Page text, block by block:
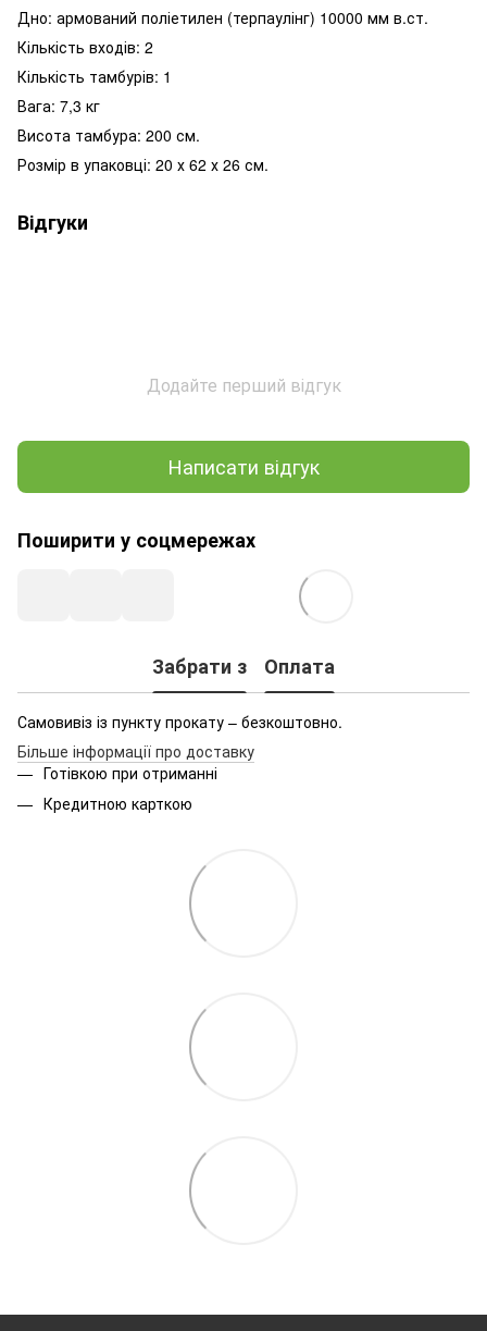
Дно: армований поліетилен (терпаулінг) 10000 мм в.ст.
Кількість входів: 2
Кількість тамбурів: 1
Вага: 7,3 кг
Висота тамбура: 200 см.
Розмір в упаковці: 20 х 62 х 26 см.
Відгуки
Додайте перший відгук
Написати відгук
Поширити у соцмережах
Забрати з Оплата
Самовивіз із пункту прокату – безкоштовно.
Більше інформації про доставку
Готівкою при отриманні
Кредитною карткою